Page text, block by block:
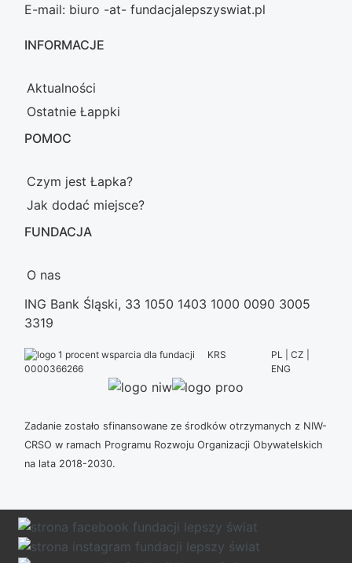
E-mail: biuro -at- fundacjalepszyswiat.pl
INFORMACJE
Aktualności
Ostatnie Łappki
POMOC
Czym jest Łapka?
Jak dodać miejsce?
FUNDACJA
O nas
ING Bank Śląski, 33 1050 1403 1000 0090 3005
3319
KRS
0000366266
PL | CZ |
ENG
Zadanie zostało sfinansowane ze środków otrzymanych z NIW-
CRSO w ramach Programu Rozwoju Organizacji Obywatelskich
na lata 2018-2030.